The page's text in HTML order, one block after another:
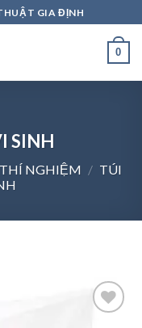
GIA ĐỊNH
0
SINH
NGHIỆM / TÚI